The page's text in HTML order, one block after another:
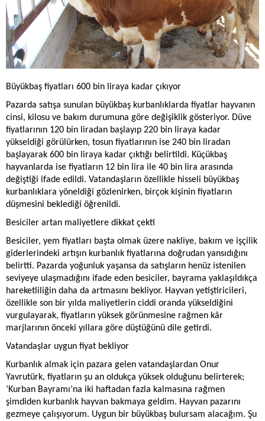
Büyükbaş fiyatları 600 bin liraya kadar çıkıyor
Pazarda satışa sunulan büyükbaş kurbanlıklarda fiyatlar hayvanın
cinsi, kilosu ve bakım durumuna göre değişiklik gösteriyor. Düve
fiyatlarının 120 bin liradan başlayıp 220 bin liraya kadar
yükseldiği görülürken, tosun fiyatlarının ise 240 bin liradan
başlayarak 600 bin liraya kadar çıktığı belirtildi. Küçükbaş
hayvanlarda ise fiyatların 12 bin lira ile 40 bin lira arasında
değiştiği ifade edildi. Vatandaşların özellikle hisseli büyükbaş
kurbanlıklara yöneldiği gözlenirken, birçok kişinin fiyatların
düşmesini beklediği öğrenildi.
Besiciler artan maliyetlere dikkat çekti
Besiciler, yem fiyatları başta olmak üzere nakliye, bakım ve işçilik
giderlerindeki artışın kurbanlık fiyatlarına doğrudan yansıdığını
belirtti. Pazarda yoğunluk yaşansa da satışların henüz istenilen
seviyeye ulaşmadığını ifade eden besiciler, bayrama yaklaşıldıkça
hareketliliğin daha da artmasını bekliyor. Hayvan yetiştiricileri,
özellikle son bir yılda maliyetlerin ciddi oranda yükseldiğini
vurgulayarak, fiyatların yüksek görünmesine rağmen kâr
marjlarının önceki yıllara göre düştüğünü dile getirdi.
Vatandaşlar uygun fiyat bekliyor
Kurbanlık almak için pazara gelen vatandaşlardan Onur
Yavrutürk, fiyatların şu an oldukça yüksek olduğunu belirterek;
‘Kurban Bayramı’na iki haftadan fazla kalmasına rağmen
şimdiden kurbanlık hayvan bakmaya geldim. Hayvan pazarını
gezmeye çalışıyorum. Uygun bir büyükbaş bulursam alacağım. Şu